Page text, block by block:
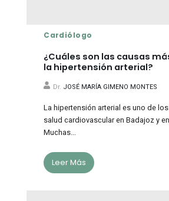
Cardiólogo
¿Cuáles son las causas
la hipertensión arterial?
Dr. JOSÉ MARÍA GIMENO MONTES
La hipertensión arterial es uno de
salud cardiovascular en Badajoz y
Muchas...
Leer Más